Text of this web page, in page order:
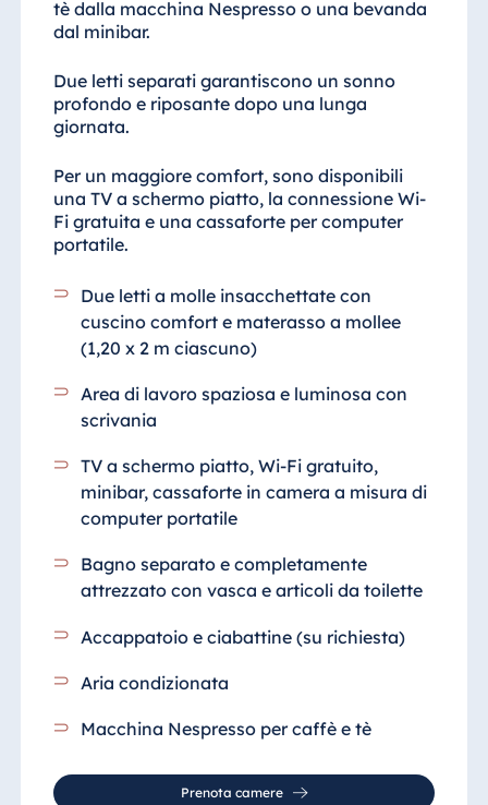
tè dalla macchina Nespresso o una bevanda
dal minibar.
Due letti separati garantiscono un sonno
profondo e riposante dopo una lunga
giornata.
Per un maggiore comfort, sono disponibili
una TV a schermo piatto, la connessione Wi-
Fi gratuita e una cassaforte per computer
portatile.
Due letti a molle insacchettate con
cuscino comfort e materasso a mollee
(1,20 x 2 m ciascuno)
Area di lavoro spaziosa e luminosa con
scrivania
TV a schermo piatto, Wi-Fi gratuito,
minibar, cassaforte in camera a misura di
computer portatile
Bagno separato e completamente
attrezzato con vasca e articoli da toilette
Accappatoio e ciabattine (su richiesta)
Aria condizionata
Macchina Nespresso per caffè e tè
Prenota camere